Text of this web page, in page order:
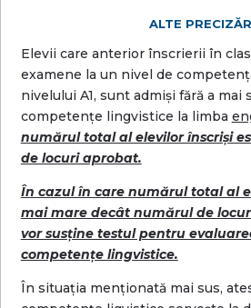
ALTE
Elevii care anterior înscrierii în
examene la un nivel de
nivelului A1, sunt admiși fără a mai
competențe lingvistice la limba
numărul total al elevilor înscriși
de locuri aprobat.
În cazul în care numărul total al
mai mare decât numărul de
vor susține testul pentru
competențe lingvistice.
În situația menționată mai sus,